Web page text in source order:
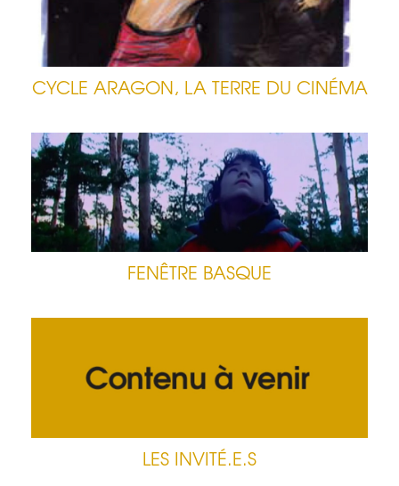
CYCLE ARAGON, LA TERRE DU CINÉMA
FENÊTRE BASQUE
LES INVITÉ.E.S